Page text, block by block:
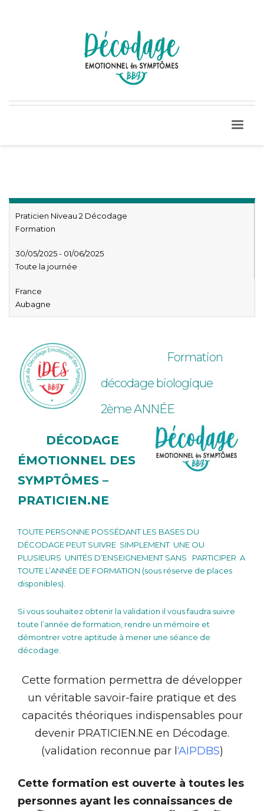
Praticien Niveau 2 Décodage
Formation
30/05/2025 - 01/06/2025
Toute la journée
France
Aubagne
Formation
décodage biologique
2ème ANNÉE
DÉCODAGE
ÉMOTIONNEL DES
SYMPTÔMES –
PRATICIEN.NE
TOUTE PERSONNE POSSÉDANT LES BASES DU
DÉCODAGE PEUT SUIVRE SIMPLEMENT UNE OU
PLUSIEURS UNITÉS D’ENSEIGNEMENT SANS
PARTICIPER A
TOUTE L’ANNÉE DE FORMATION (sous réserve de places
disponibles).
Si vous souhaitez obtenir la validation il vous faudra suivre
toute l’année de formation, rendre un mémoire et
démontrer votre aptitude à mener une séance de
décodage.
Cette formation permettra de développer
un véritable savoir-faire pratique et des
capacités théoriques indispensables pour
devenir PRATICIEN.NE en Décodage.
(validation reconnue par l‘AIPDBS)
Cette formation est ouverte à toutes les
personnes ayant les connaissances de